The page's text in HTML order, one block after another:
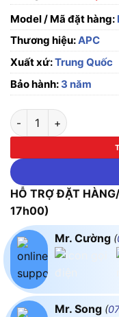
Model / Mã đặt hàng:
Thương hiệu:APC
Xuất xứ:Trung Quốc
Bảo hành: 3 năm
Bộ lưu điện APC Line
HỖ TRỢ ĐẶT
17h00)
Mr. Cường (
Mr. Song (